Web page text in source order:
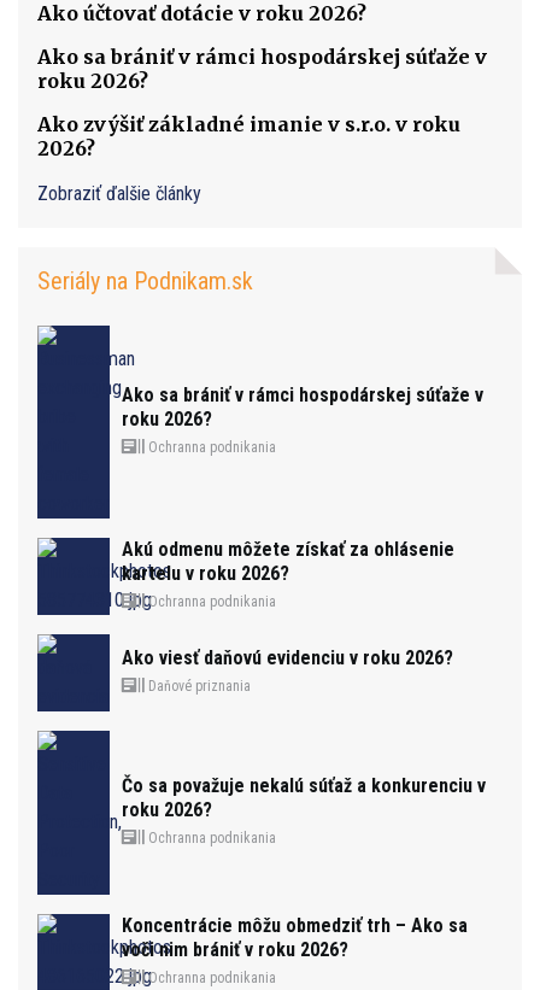
Ako účtovať dotácie v roku 2026?
Ako sa brániť v rámci hospodárskej súťaže v
roku 2026?
Ako zvýšiť základné imanie v s.r.o. v roku
2026?
Zobraziť ďalšie články
Seriály na Podnikam.sk
Ako sa brániť v rámci hospodárskej súťaže v
roku 2026?
Ochranna podnikania
Akú odmenu môžete získať za ohlásenie
kartelu v roku 2026?
Ochranna podnikania
Ako viesť daňovú evidenciu v roku 2026?
Daňové priznania
Čo sa považuje nekalú súťaž a konkurenciu v
roku 2026?
Ochranna podnikania
Koncentrácie môžu obmedziť trh – Ako sa
voči nim brániť v roku 2026?
Ochranna podnikania